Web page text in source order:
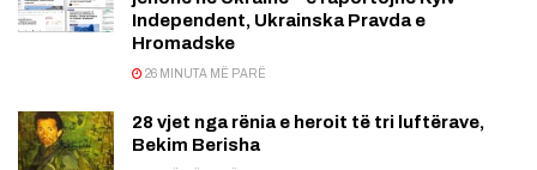
Independent, Ukrainska Pravda e
Hromadske
26 MINUTA MË PARË
28 vjet nga rënia e heroit të tri luftërave,
Bekim Berisha